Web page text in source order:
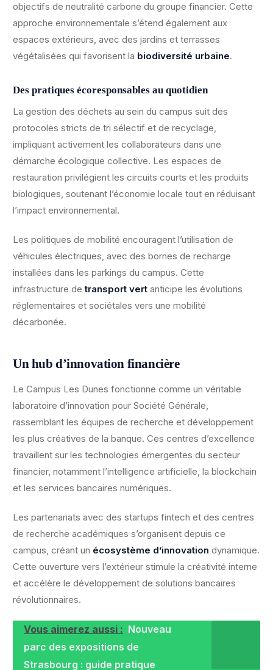
objectifs de neutralité carbone du groupe financier. Cette
approche environnementale s’étend également aux
espaces extérieurs, avec des jardins et terrasses
végétalisées qui favorisent la biodiversité urbaine.
Des pratiques écoresponsables au quotidien
La gestion des déchets au sein du campus suit des
protocoles stricts de tri sélectif et de recyclage,
impliquant activement les collaborateurs dans une
démarche écologique collective. Les espaces de
restauration privilégient les circuits courts et les produits
biologiques, soutenant l’économie locale tout en réduisant
l’impact environnemental.
Les politiques de mobilité encouragent l’utilisation de
véhicules électriques, avec des bornes de recharge
installées dans les parkings du campus. Cette
infrastructure detransport vert anticipe les évolutions
réglementaires et sociétales vers une mobilité
décarbonée.
Un hub d’innovation financière
Le Campus Les Dunes fonctionne comme un véritable
laboratoire d’innovation pour Société Générale,
rassemblant les équipes de recherche et développement
les plus créatives de la banque. Ces centres d’excellence
travaillent sur les technologies émergentes du secteur
financier, notamment l’intelligence artificielle, la blockchain
et les services bancaires numériques.
Les partenariats avec des startups fintech et des centres
de recherche académiques s’organisent depuis ce
campus, créant un écosystème d’innovation dynamique.
Cette ouverture vers l’extérieur stimule la créativité interne
et accélère le développement de solutions bancaires
révolutionnaires.
Vous aimerez aussi : Nouveau
parc des expositions de
Strasbourg : guide pratique